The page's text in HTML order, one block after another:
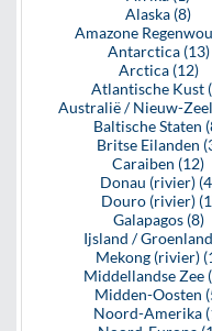
Alaska (8)
Amazone
Antarctica (13)
Arctica (12)
Atlantische Kust
Australië / Nieuw-
Baltische Staten
Britse Eilanden
Caraiben (12)
Donau (rivier)
Douro (rivier)
Galapagos (8)
Ijsland /
Mekong (rivier)
Middellandse Zee
Midden-Oosten
Noord-Amerika